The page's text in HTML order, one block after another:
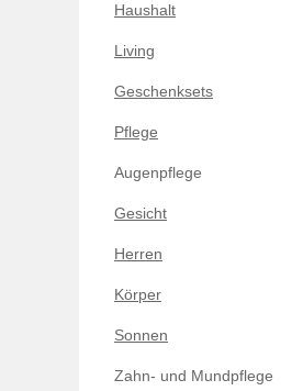
Haushalt
Living
Geschenksets
Pflege
Augenpflege
Gesicht
Herren
Körper
Sonnen
Zahn- und Mundpflege